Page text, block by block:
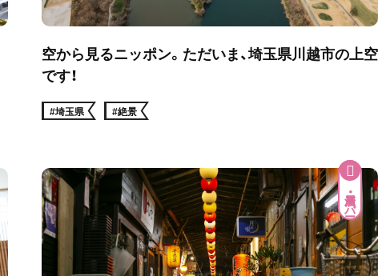
空から見るニッポン。ただいま、埼玉県川越市の上空
です！
#埼玉県 #絶景
居酒屋・バー